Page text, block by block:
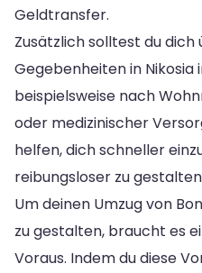
Geldtransfer.
Zusätzlich solltest du
Gegebenheiten in
beispielsweise nach
oder medizinischer
helfen, dich schneller
reibungsloser zu
Um deinen Umzug von
zu gestalten, braucht es
Voraus. Indem du diese